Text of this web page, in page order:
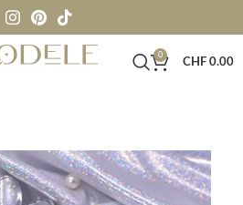
0
CHF 0.00